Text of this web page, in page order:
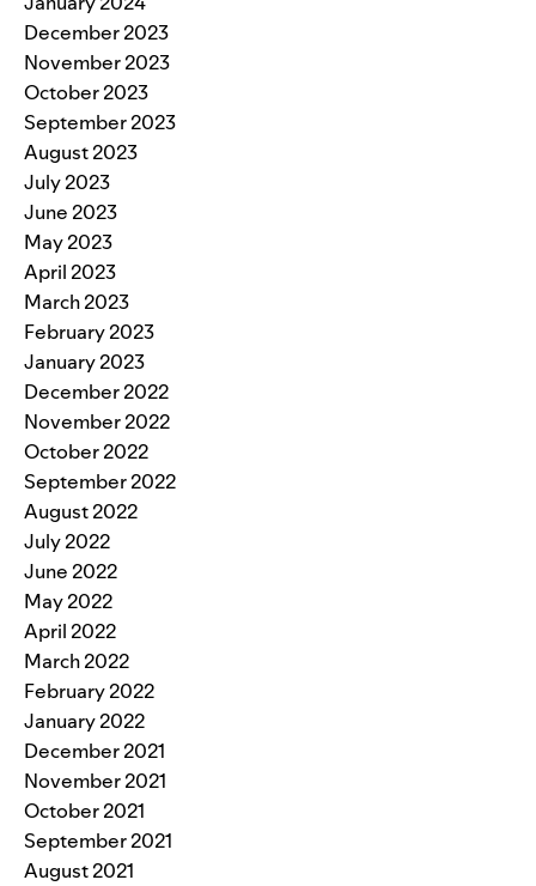
December 2023
November 2023
October 2023
September 2023
August 2023
July 2023
June 2023
May 2023
April 2023
March 2023
February 2023
January 2023
December 2022
November 2022
October 2022
September 2022
August 2022
July 2022
June 2022
May 2022
April 2022
March 2022
February 2022
January 2022
December 2021
November 2021
October 2021
September 2021
August 2021